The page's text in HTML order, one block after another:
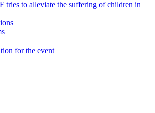
tries to alleviate the suffering of children in
for the event